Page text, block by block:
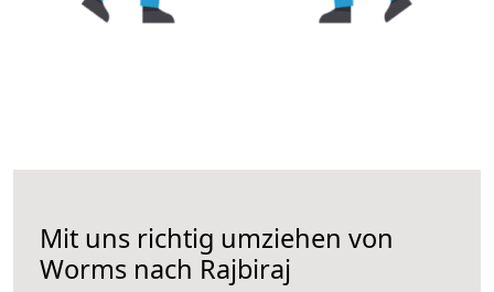
Mit uns richtig umziehen von
Worms nach Rajbiraj